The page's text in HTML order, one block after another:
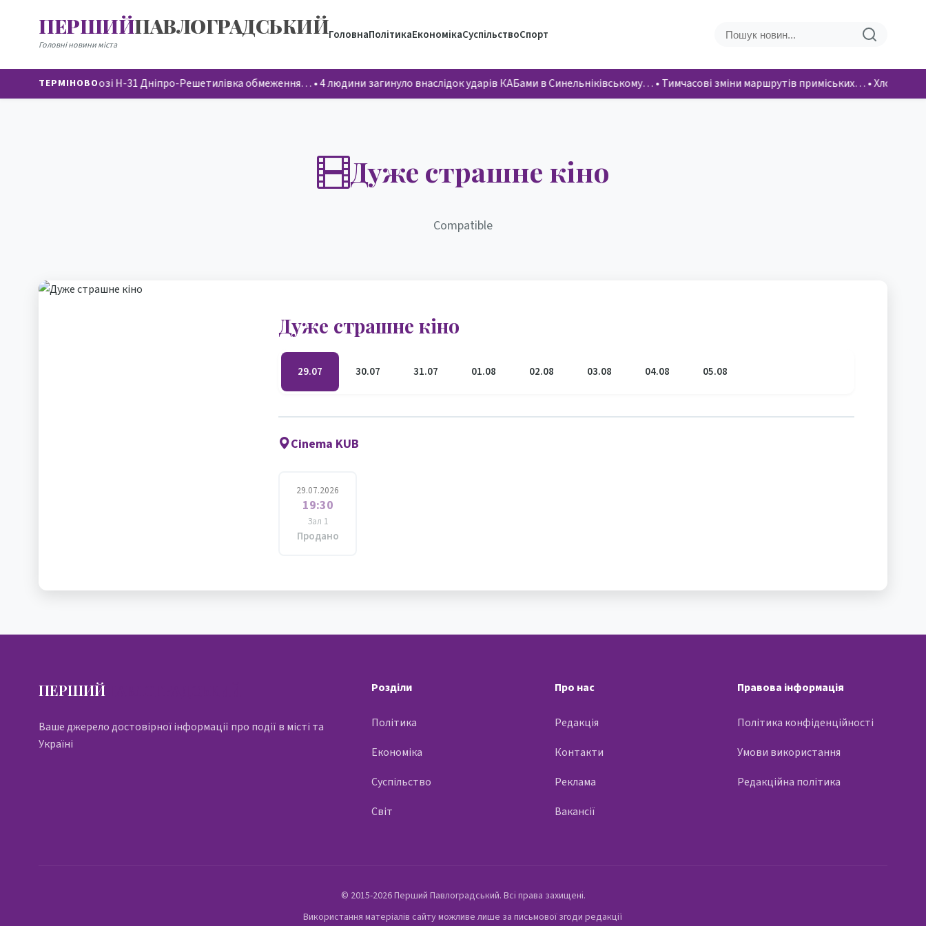
ПЕРШИЙПАВЛОГРАДСЬКИЙ
Головні новини міста
ГоловнаПолітикаЕкономікаСуспільствоСпорт
ТЕРМІНОВО
На автодорозі Н-31 Дніпро-Решетилівка обмеження…•4 людини загинуло внаслідок ударів КАБами в Синельніківському…•Тимчасові зміни маршрутів приміських…•Хлопці
Дуже страшне кіно
Compatible
Дуже страшне кіно
29.07 30.07 31.07 01.08 02.08 03.08 04.08 05.08
Cinema KUB
29.07.2026
19:30
Зал 1
Продано
ПЕРШИЙ
Ваше джерело достовірної інформації про події в місті та
Україні
Розділи
Політика
Економіка
Суспільство
Світ
Про нас
Редакція
Контакти
Реклама
Вакансії
Правова інформація
Політика конфіденційності
Умови використання
Редакційна політика
© 2015-2026 Перший Павлоградський. Всі права захищені.
Використання матеріалів сайту можливе лише за письмової згоди редакції